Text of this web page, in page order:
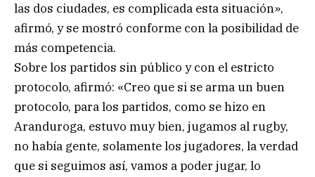
las dos ciudades, es complicada esta situación»,
afirmó, y se mostró conforme con la posibilidad de
más competencia.
Sobre los partidos sin público y con el estricto
protocolo, afirmó: «Creo que si se arma un buen
protocolo, para los partidos, como se hizo en
Aranduroga, estuvo muy bien, jugamos al rugby,
no había gente, solamente los jugadores, la verdad
que si seguimos así, vamos a poder jugar, lo